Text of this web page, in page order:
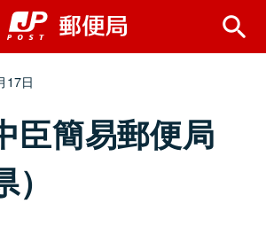
17日
臣簡易郵便局